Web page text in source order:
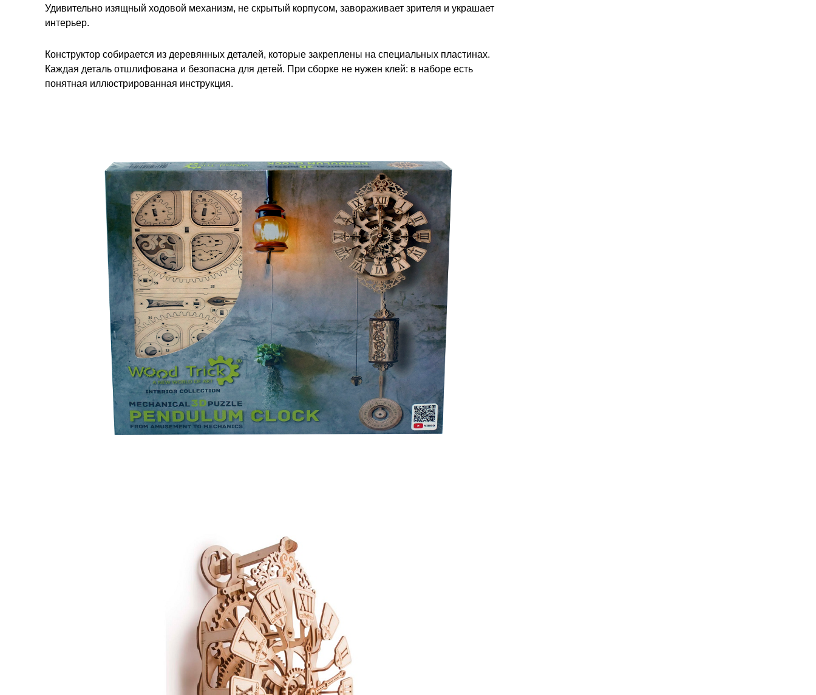
Удивительно изящный ходовой механизм, не скрытый корпусом, завораживает зрителя и украшает
интерьер.
Конструктор собирается из деревянных деталей, которые закреплены на специальных пластинах.
Каждая деталь отшлифована и безопасна для детей. При сборке не нужен клей: в наборе есть
понятная иллюстрированная инструкция.